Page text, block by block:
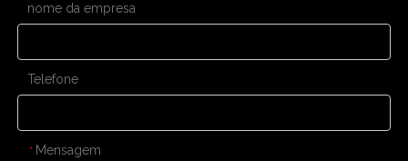
nome da empresa
Telefone
* Mensagem